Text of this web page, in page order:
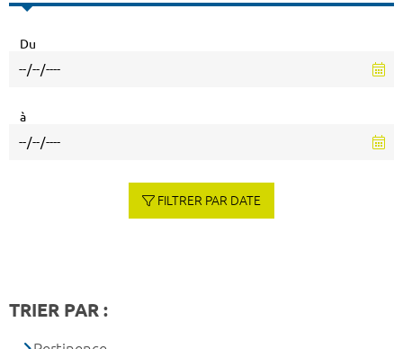
Du
à
FILTRER PAR DATE
TRIER PAR :